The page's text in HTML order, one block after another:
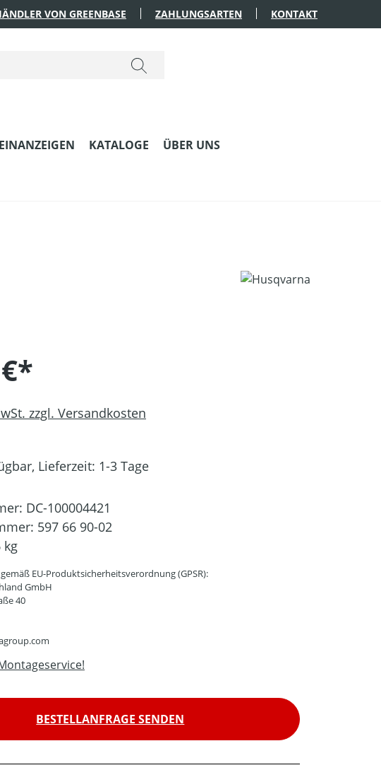
VON GREENBASE ZAHLUNGSARTEN KONTAKT
KATALOGE ÜBER UNS
zzgl. Versandkosten
Lieferzeit: 1-3 Tage
DC-100004421
597 66 90-02
kg
EU-Produktsicherheitsverordnung (GPSR):
GmbH
40
BESTELLANFRAGE SENDEN